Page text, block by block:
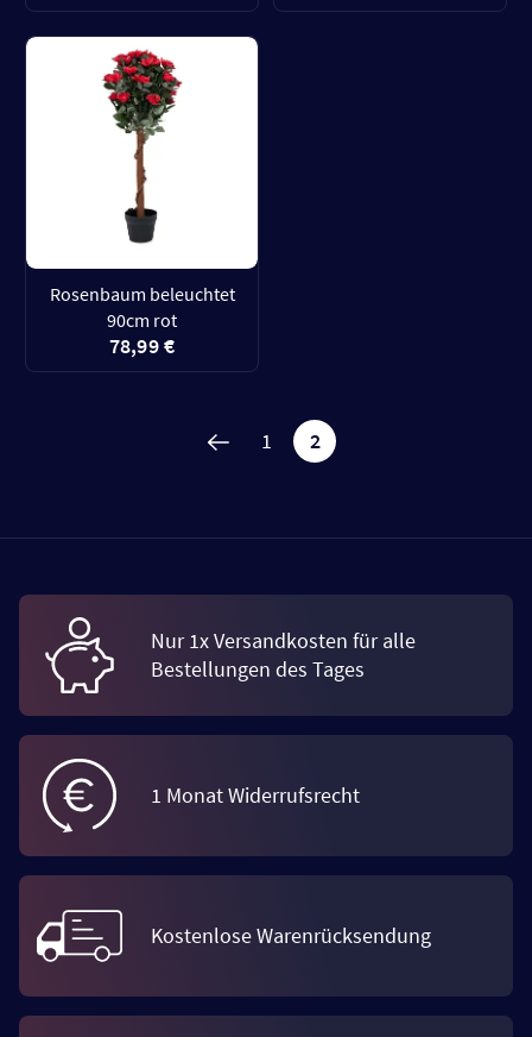
Rosenbaum beleuchtet
90cm rot
78,99 €
1 2
Nur 1x Versandkosten für alle
Bestellungen des Tages
1 Monat Widerrufsrecht
Kostenlose Warenrücksendung